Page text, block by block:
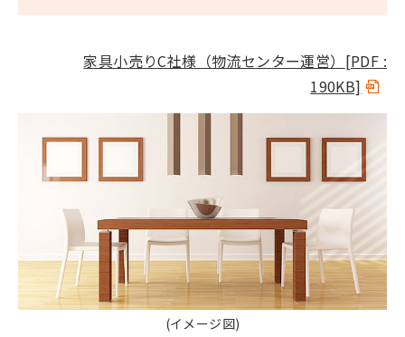
家具小売りC社様（物流センター運営） [PDF :
190KB]
(イメージ図)